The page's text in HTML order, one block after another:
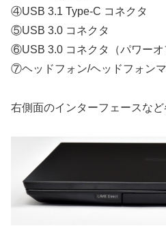
④USB 3.1 Type-C コネクタ
⑤USB 3.0 コネクタ
⑥USB 3.0 コネクタ（パワーオ
⑦ヘッドフォン/ヘッドフォン
右側面のインターフェースなど